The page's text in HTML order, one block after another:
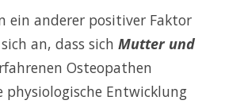
ein anderer positiver Faktor
an, dass sich Mutter und
Osteopathen
Entwicklung